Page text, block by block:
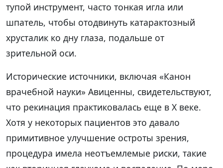
тупой инструмент, часто тонкая игла или
шпатель, чтобы отодвинуть катарактозный
хрусталик ко дну глаза, подальше от
зрительной оси.
Исторические источники, включая «Канон
врачебной науки» Авиценны, свидетельствуют,
что рекинация практиковалась еще в X веке.
Хотя у некоторых пациентов это давало
примитивное улучшение остроты зрения,
процедура имела неотъемлемые риски, такие